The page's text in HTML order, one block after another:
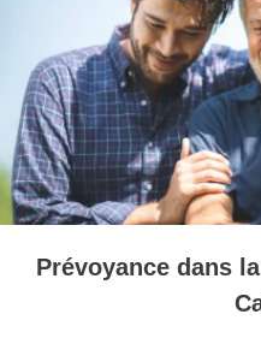
Prévoyance dans